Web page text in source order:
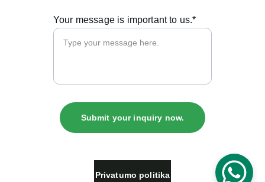
Your message is important to us.*
Submit your inquiry now.
Privatumo politika